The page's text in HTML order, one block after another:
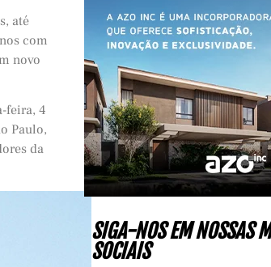
até
com
novo
feira, 4
Paulo,
da
SIGA-NOS EM NOSSAS
SOCIAIS